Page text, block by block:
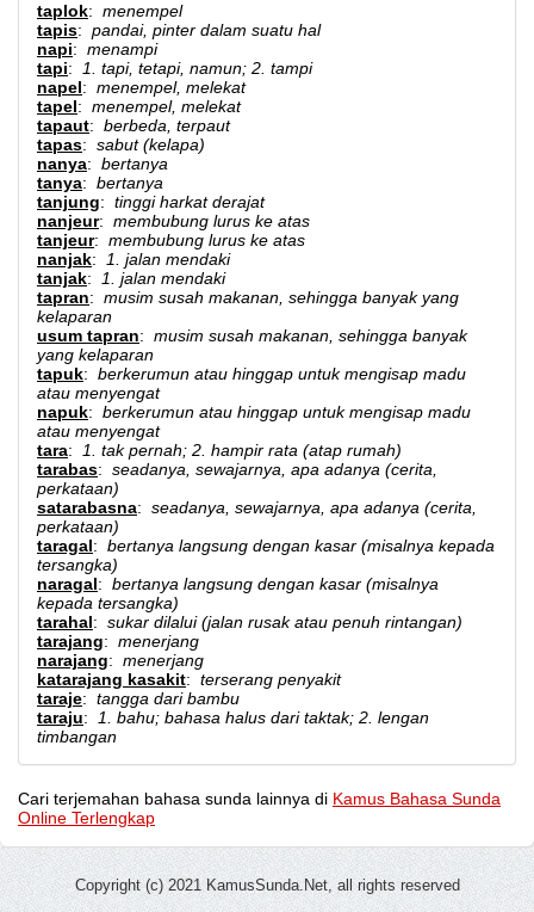
taplok: menempel
tapis: pandai, pinter dalam suatu hal
napi: menampi
tapi:
1. tapi, tetapi, namun; 2. tampi
napel: menempel, melekat
tapel: menempel, melekat
tapaut: berbeda, terpaut
tapas: sabut (kelapa)
nanya: bertanya
tanya: bertanya
tanjung: tinggi harkat derajat
nanjeur: membubung lurus ke atas
tanjeur: membubung lurus ke atas
nanjak:
1. jalan mendaki
tanjak:
1. jalan mendaki
tapran: musim susah makanan, sehingga banyak yang
kelaparan
usum tapran: musim susah makanan, sehingga banyak
yang kelaparan
tapuk: berkerumun atau hinggap untuk mengisap madu
atau menyengat
napuk: berkerumun atau hinggap untuk mengisap madu
atau menyengat
tara:
1. tak pernah; 2. hampir rata (atap rumah)
tarabas: seadanya, sewajarnya, apa adanya (cerita,
perkataan)
satarabasna: seadanya, sewajarnya, apa adanya (cerita,
perkataan)
taragal: bertanya langsung dengan kasar (misalnya kepada
tersangka)
naragal: bertanya langsung dengan kasar (misalnya
kepada tersangka)
tarahal: sukar dilalui (jalan rusak atau penuh rintangan)
tarajang: menerjang
narajang: menerjang
katarajang kasakit: terserang penyakit
taraje: tangga dari bambu
taraju:
1. bahu; bahasa halus dari taktak; 2. lengan
timbangan
Cari terjemahan bahasa sunda lainnya di Kamus Bahasa Sunda
Online Terlengkap
Copyright (c) 2021 KamusSunda.Net, all rights reserved